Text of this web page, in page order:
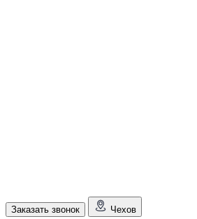
Заказать звонок Чехов